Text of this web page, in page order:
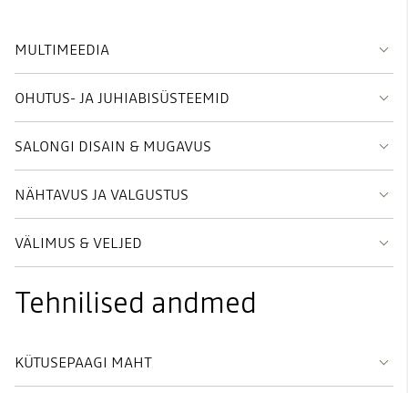
MULTIMEEDIA
OHUTUS- JA JUHIABISÜSTEEMID
SALONGI DISAIN & MUGAVUS
NÄHTAVUS JA VALGUSTUS
VÄLIMUS & VELJED
Tehnilised andmed
KÜTUSEPAAGI MAHT